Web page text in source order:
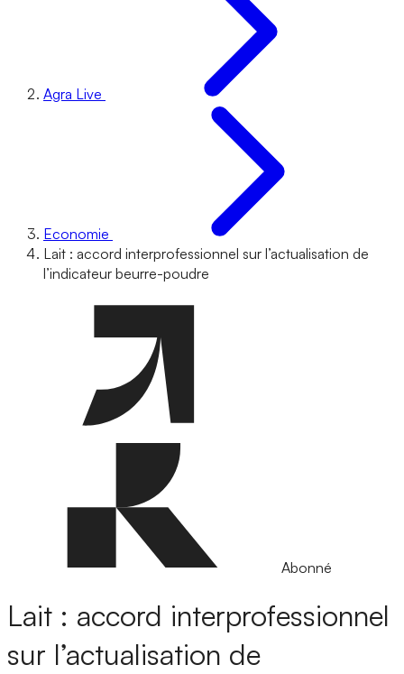
Agra Live
Economie
Lait : accord interprofessionnel sur l’actualisation de
l’indicateur beurre-poudre
Abonné
Lait : accord interprofessionnel
sur l’actualisation de